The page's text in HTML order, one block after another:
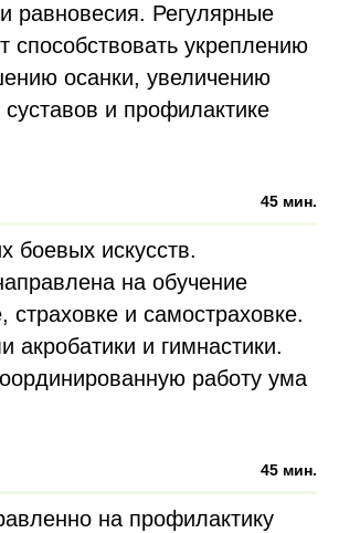
равновесия. Регулярные
способствовать укреплению
осанки, увеличению
и профилактике
45 мин.
боевых искусств.
на обучение
страховке и самостраховке.
акробатики и гимнастики.
работу ума
45 мин.
на профилактику